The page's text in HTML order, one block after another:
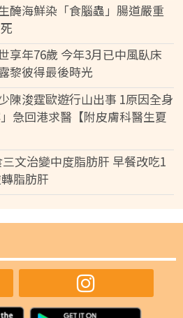
醃海鮮染「食腦蟲」腸道嚴重
享年76歲 今年3月已中風臥床
黎彼得最後時光
陳浚霆歐遊行山出事 1原因全身
急回港求醫【附皮膚科醫生夏
文治變中度脂肪肝 早餐改吃1
脂肪肝